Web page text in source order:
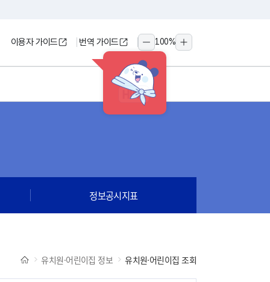
HINT
이용자 가이드 번역 가이드
축소
100%
확대
정보공시지표
유치원·어린이집 정보 유치원·어린이집 조회